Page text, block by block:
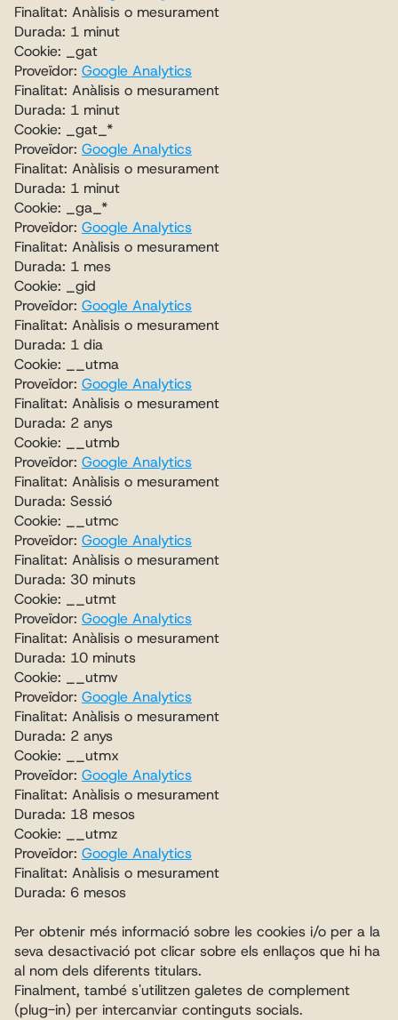
Finalitat: Anàlisis o mesurament
Durada: 1 minut
Cookie: _gat
Proveïdor: Google Analytics
Finalitat: Anàlisis o mesurament
Durada: 1 minut
Cookie: _gat_*
Proveïdor: Google Analytics
Finalitat: Anàlisis o mesurament
Durada: 1 minut
Cookie: _ga_*
Proveïdor: Google Analytics
Finalitat: Anàlisis o mesurament
Durada: 1 mes
Cookie: _gid
Proveïdor: Google Analytics
Finalitat: Anàlisis o mesurament
Durada: 1 dia
Cookie: __utma
Proveïdor: Google Analytics
Finalitat: Anàlisis o mesurament
Durada: 2 anys
Cookie: __utmb
Proveïdor: Google Analytics
Finalitat: Anàlisis o mesurament
Durada: Sessió
Cookie: __utmc
Proveïdor: Google Analytics
Finalitat: Anàlisis o mesurament
Durada: 30 minuts
Cookie: __utmt
Proveïdor: Google Analytics
Finalitat: Anàlisis o mesurament
Durada: 10 minuts
Cookie: __utmv
Proveïdor: Google Analytics
Finalitat: Anàlisis o mesurament
Durada: 2 anys
Cookie: __utmx
Proveïdor: Google Analytics
Finalitat: Anàlisis o mesurament
Durada: 18 mesos
Cookie: __utmz
Proveïdor: Google Analytics
Finalitat: Anàlisis o mesurament
Durada: 6 mesos
Per obtenir més informació sobre les cookies i/o per a la
seva desactivació pot clicar sobre els enllaços que hi ha
al nom dels diferents titulars.
Finalment, també s'utilitzen galetes de complement
(plug-in) per intercanviar continguts socials.